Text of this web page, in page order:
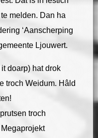
melden. Dan ha
‘Aanscherping
Ljouwert.
doarp) hat drok
troch Weidum. Hâld
troch